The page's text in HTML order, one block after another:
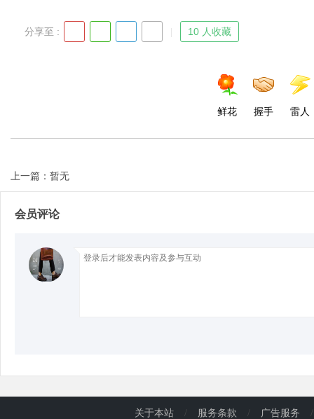
d
分享至 : 10 人收藏
鲜花 握手 雷人
上一篇：暂无
会员评论
关于本站 / 服务条款 / 广告服务 /